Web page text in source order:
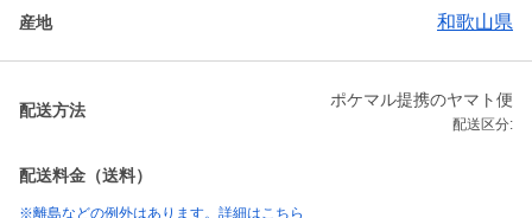
産地 和歌山県
配送方法
ポケマル提携のヤマト便
配送区分:
配送料金（送料）
※離島などの例外はあります。詳細はこちら